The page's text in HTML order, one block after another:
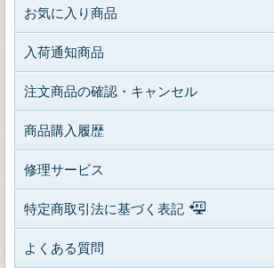
お気に入り商品
入荷通知商品
注文商品の確認・キャンセル
商品購入履歴
修理サービス
特定商取引法に基づく表記
よくある質問